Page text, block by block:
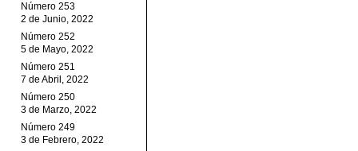
Número 253
2 de Junio, 2022
Número 252
5 de Mayo, 2022
Número 251
7 de Abril, 2022
Número 250
3 de Marzo, 2022
Número 249
3 de Febrero, 2022